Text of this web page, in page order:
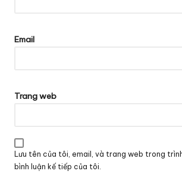
Email
Trang web
Lưu tên của tôi, email, và trang web trong
bình luận kế tiếp của tôi.